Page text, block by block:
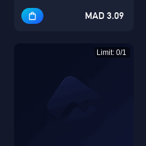
3.09 MAD
Limit: 0/1